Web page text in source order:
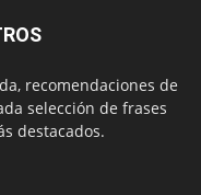
recomendaciones de
selección de frases
destacados.